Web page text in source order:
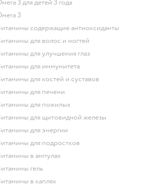
Омега 3 для детей 3 года
Омега 3
Витамины содержащие антиоксиданты
Витамины для волос и ногтей
Витамины для улучшения глаз
Витамины для иммунитета
Витамины для костей и суставов
Витамины для печени
Витамины для пожилых
Витамины для щитовидной железы
Витамины для энергии
Витамины для подростков
Витамины в ампулах
Витамины гель
Витамины в каплях